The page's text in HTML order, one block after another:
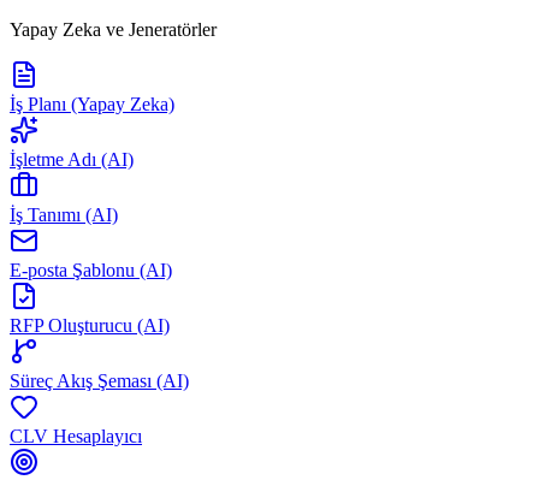
Yapay Zeka ve Jeneratörler
İş Planı (Yapay Zeka)
İşletme Adı (AI)
İş Tanımı (AI)
E-posta Şablonu (AI)
RFP Oluşturucu (AI)
Süreç Akış Şeması (AI)
CLV Hesaplayıcı